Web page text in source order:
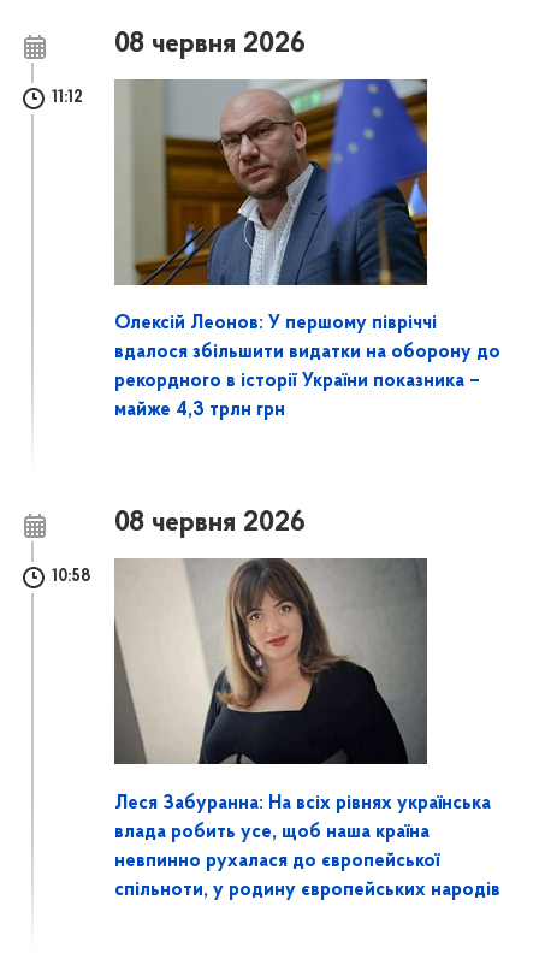
08 червня 2026
11:12
Олексій Леонов: У першому півріччі
вдалося збільшити видатки на оборону до
рекордного в історії України показника –
майже 4,3 трлн грн
08 червня 2026
10:58
Леся Забуранна: На всіх рівнях українська
влада робить усе, щоб наша країна
невпинно рухалася до європейської
спільноти, у родину європейських народів